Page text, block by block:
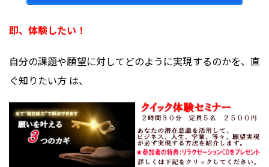
即、体験したい！
自分の課題や願望に対してどのように実現するのかを、直
ぐ知りたい方 は、